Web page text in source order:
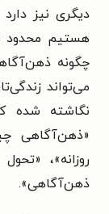
دیگری نیز
هستیم محدود
چگونه
می‌تواند
نگاشته شده
«ذهن‌آگاهی
روزانه»، «تحول
ذهن‌آگاهی».